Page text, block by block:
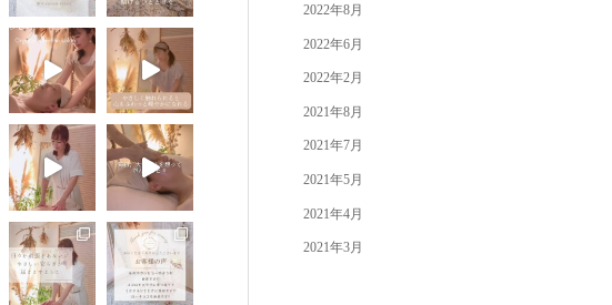
2022年8月
2022年6月
2022年2月
2021年8月
2021年7月
2021年5月
2021年4月
2021年3月